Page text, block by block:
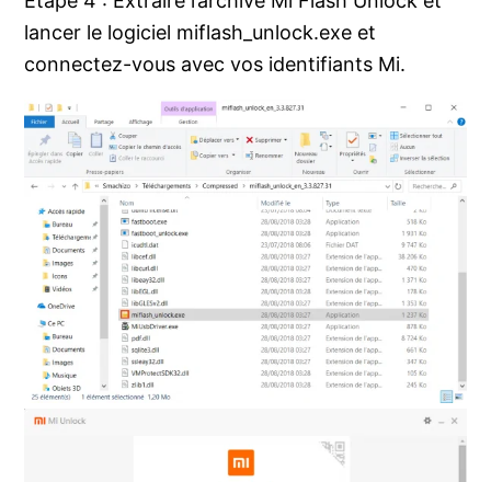
lancer le logiciel miflash_unlock.exe et
connectez-vous avec vos identifiants Mi.